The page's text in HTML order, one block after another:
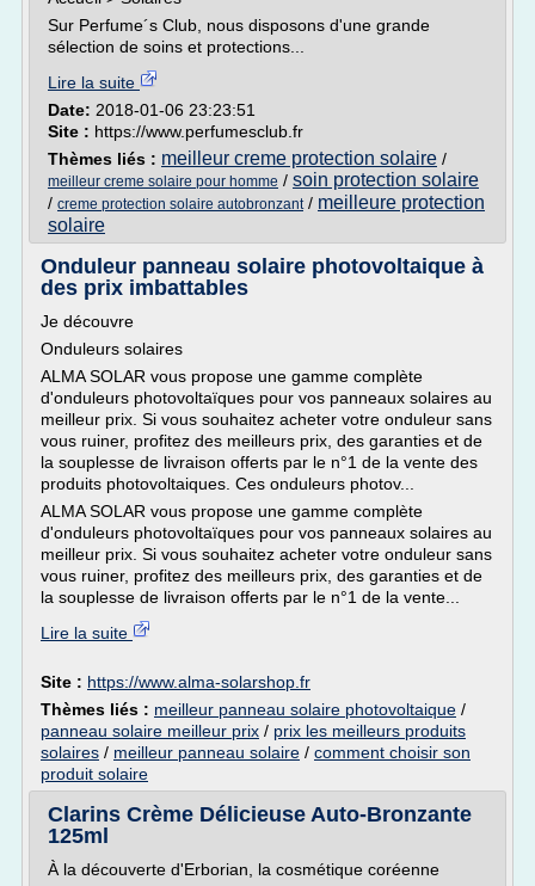
Sur Perfume´s Club, nous disposons d'une grande
sélection de soins et protections...
Lire la suite
Date: 2018-01-06 23:23:51
Site : https://www.perfumesclub.fr
Thèmes liés : meilleur creme protection solaire /
meilleur creme solaire pour homme / soin protection solaire
/ creme protection solaire autobronzant/ meilleure protection
solaire
Onduleur panneau solaire photovoltaique à
des prix imbattables
Je découvre
Onduleurs solaires
ALMA SOLAR vous propose une gamme complète
d'onduleurs photovoltaïques pour vos panneaux solaires au
meilleur prix. Si vous souhaitez acheter votre onduleur sans
vous ruiner, profitez des meilleurs prix, des garanties et de
la souplesse de livraison offerts par le n°1 de la vente des
produits photovoltaiques. Ces onduleurs photov...
ALMA SOLAR vous propose une gamme complète
d'onduleurs photovoltaïques pour vos panneaux solaires au
meilleur prix. Si vous souhaitez acheter votre onduleur sans
vous ruiner, profitez des meilleurs prix, des garanties et de
la souplesse de livraison offerts par le n°1 de la vente...
Lire la suite
Site : https://www.alma-solarshop.fr
Thèmes liés : meilleur panneau solaire photovoltaique /
panneau solaire meilleur prix / prix les meilleurs produits
solaires / meilleur panneau solaire / comment choisir son
produit solaire
Clarins Crème Délicieuse Auto-Bronzante
125ml
À la découverte d'Erborian, la cosmétique coréenne